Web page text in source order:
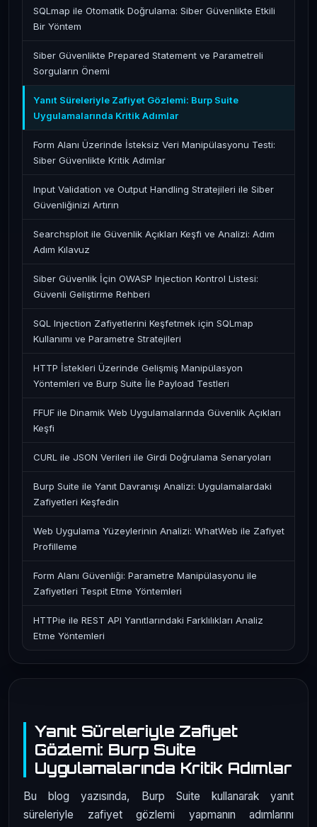
Yanıt Süreleriyle Zafiyet
Gözlemi: Burp Suite
Uygulamalarında Kritik Adımlar
Bu blog yazısında, Burp Suite kullanarak yanıt
süreleriyle zafiyet gözlemi yapmanın adımlarını
SQLmap ile Otomatik Doğrulama: Siber Güvenlikte Etkili
Bir Yöntem
Siber Güvenlikte Prepared Statement ve Parametreli
Sorguların Önemi
Yanıt Süreleriyle Zafiyet Gözlemi: Burp Suite
Uygulamalarında Kritik Adımlar
Form Alanı Üzerinde İsteksiz Veri Manipülasyonu Testi:
Siber Güvenlikte Kritik Adımlar
Input Validation ve Output Handling Stratejileri ile Siber
Güvenliğinizi Artırın
Searchsploit ile Güvenlik Açıkları Keşfi ve Analizi: Adım
Adım Kılavuz
Siber Güvenlik İçin OWASP Injection Kontrol Listesi:
Güvenli Geliştirme Rehberi
SQL Injection Zafiyetlerini Keşfetmek için SQLmap
Kullanımı ve Parametre Stratejileri
HTTP İstekleri Üzerinde Gelişmiş Manipülasyon
Yöntemleri ve Burp Suite İle Payload Testleri
FFUF ile Dinamik Web Uygulamalarında Güvenlik Açıkları
Keşfi
CURL ile JSON Verileri ile Girdi Doğrulama Senaryoları
Burp Suite ile Yanıt Davranışı Analizi: Uygulamalardaki
Zafiyetleri Keşfedin
Web Uygulama Yüzeylerinin Analizi: WhatWeb ile Zafiyet
Profilleme
Form Alanı Güvenliği: Parametre Manipülasyonu ile
Zafiyetleri Tespit Etme Yöntemleri
HTTPie ile REST API Yanıtlarındaki Farklılıkları Analiz
Etme Yöntemleri